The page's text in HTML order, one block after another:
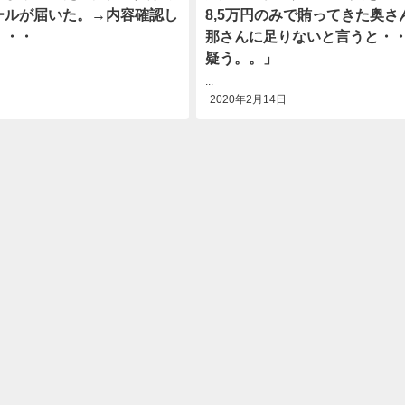
ルが届いた。→内容確認し
・
8,5万円のみで賄ってきた奥
那さんに足りないと言うと・
疑う。。」
2020年2月14日